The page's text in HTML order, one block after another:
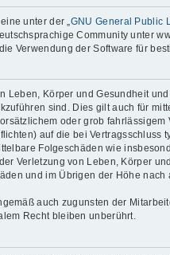
unter der „ GNU General Public
Community unter
Verwendung der Software für
Leben, Körper und Gesundheit
sind. Dies gilt auch für
oder grob
auf die bei
Folgeschäden wie
Verletzung von Leben, Körper
und im Übrigen der Höhe
auch zugunsten der
Recht bleiben unberührt.